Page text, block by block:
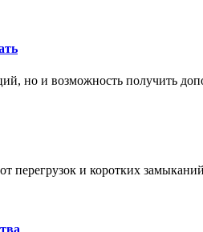
но и возможность получить
перегрузок и коротких